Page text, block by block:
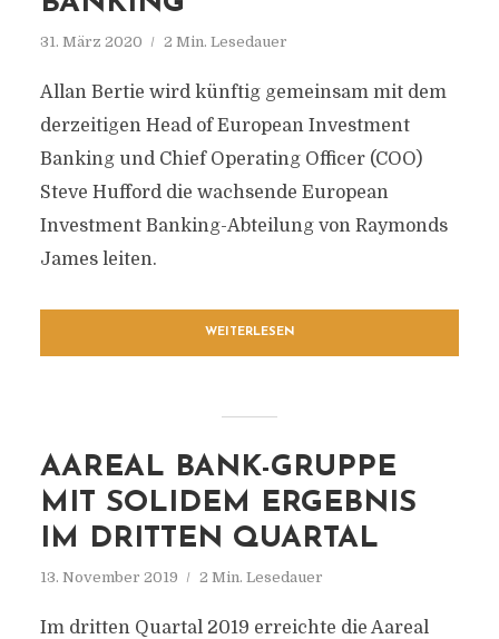
31. März 2020 2 Min. Lesedauer
Allan Bertie wird künftig gemeinsam mit dem
derzeitigen Head of European Investment
Banking und Chief Operating Officer (COO)
Steve Hufford die wachsende European
Investment Banking-Abteilung von Raymonds
James leiten.
WEITERLESEN
AAREAL BANK-GRUPPE
MIT SOLIDEM ERGEBNIS
IM DRITTEN QUARTAL
13. November 2019 2 Min. Lesedauer
Im dritten Quartal 2019 erreichte die Aareal